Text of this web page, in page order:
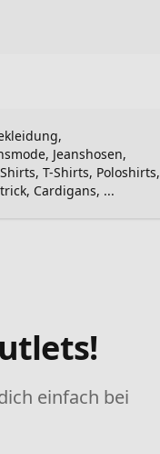
Jeanshosen,
T-Shirts, Poloshirts,
Cardigans, ...
einfach bei